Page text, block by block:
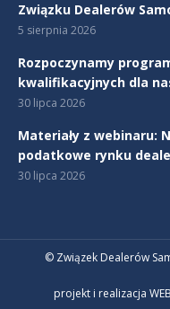
Związku Dealerów
5 sierpnia 2026
Rozpoczynamy
kwalifikacyjnych dla
30 lipca 2026
Materiały z webinaru:
podatkowe rynku
30 lipca 2026
© Związek Dealerów
projekt i realizacja